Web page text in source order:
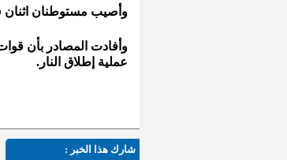
وأصيب مستوطنان اثنان
وأفادت المصادر بأن
عملية إطلاق النار.
شارك هذا الخبر :